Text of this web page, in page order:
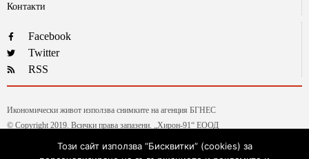
Контакти
Facebook
Twitter
RSS
Икономически живот използва снимките на агенция БГНЕС
© Copyright 2019. Всички права запазени. „Хирон-91“ ЕООД
Този сайт използва “Бисквитки” (cookies) за